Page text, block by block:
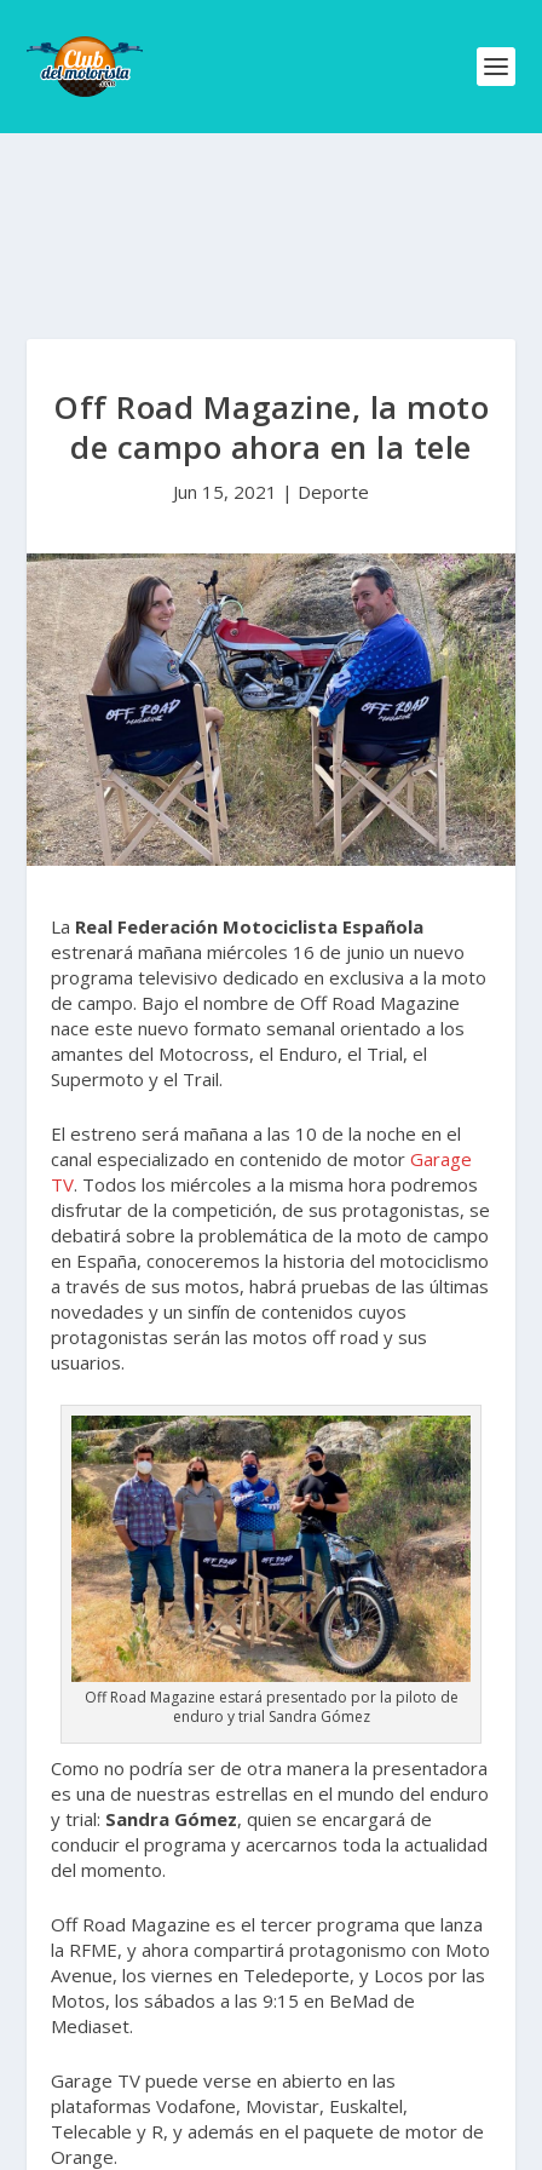
Off Road Magazine, la moto
de campo ahora en la tele
Jun 15, 2021 | Deporte
La Real Federación Motociclista Española
estrenará mañana miércoles 16 de junio un nuevo
programa televisivo dedicado en exclusiva a la moto
de campo. Bajo el nombre de Off Road Magazine
nace este nuevo formato semanal orientado a los
amantes del Motocross, el Enduro, el Trial, el
Supermoto y el Trail.
El estreno será mañana a las 10 de la noche en el
canal especializado en contenido de motorGarage
TV. Todos los miércoles a la misma hora podremos
disfrutar de la competición, de sus protagonistas, se
debatirá sobre la problemática de la moto de campo
en España, conoceremos la historia del motociclismo
a través de sus motos, habrá pruebas de las últimas
novedades y un sinfín de contenidos cuyos
protagonistas serán las motos off road y sus
usuarios.
Off Road Magazine estará presentado por la piloto de
enduro y trial Sandra Gómez
Como no podría ser de otra manera la presentadora
es una de nuestras estrellas en el mundo del enduro
y trial: Sandra Gómez, quien se encargará de
conducir el programa y acercarnos toda la actualidad
del momento.
Off Road Magazine es el tercer programa que lanza
la RFME, y ahora compartirá protagonismo con Moto
Avenue, los viernes en Teledeporte, y Locos por las
Motos, los sábados a las 9:15 en BeMad de
Mediaset.
Garage TV puede verse en abierto en las
plataformas Vodafone, Movistar, Euskaltel,
Telecable y R, y además en el paquete de motor de
Orange.